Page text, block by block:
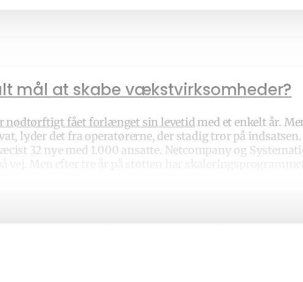
mål at skabe vækstvirksomheder?
nødtørftigt fået forlænget sin levetidmed et enkelt år.
lyder det fra operatørerne, der stadig tror på
32 nye med 1.000 ansatte. Netcompany og